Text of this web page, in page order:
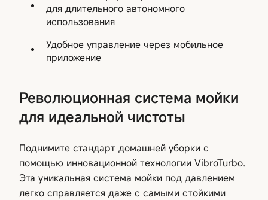
для длительного автономного
использования
Удобное управление через мобильное
приложение
Революционная система мойки
для идеальной чистоты
Поднимите стандарт домашней уборки с
помощью инновационной технологии VibroTurbo.
Эта уникальная система мойки под давлением
легко справляется даже с самыми стойкими